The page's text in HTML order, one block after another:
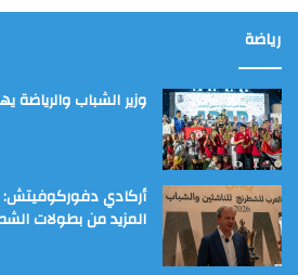
رياضة
وزير الشباب
أركادي
المزيد من بطولات